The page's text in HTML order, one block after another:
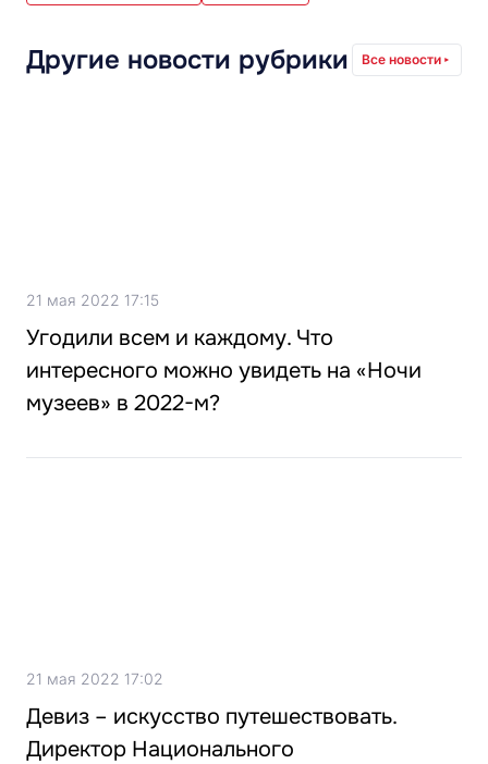
Другие новости рубрики Все новости
21 мая 2022 17:15
Угодили всем и каждому. Что
интересного можно увидеть на «Ночи
музеев» в 2022-м?
21 мая 2022 17:02
Девиз – искусство путешествовать.
Директор Национального